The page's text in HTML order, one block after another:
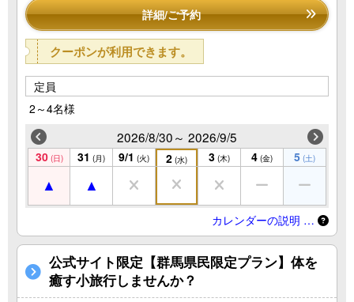
詳細/ご予約
クーポンが利用できます。
定員
2～4名様
2026/8/30～ 2026/9/5
30 (日) 31 (月) 9/1 (火) 2 (水) 3 (木) 4 (金) 5 (土)
カレンダーの説明 …
公式サイト限定【群馬県民限定プラン】体を
癒す小旅行しませんか？